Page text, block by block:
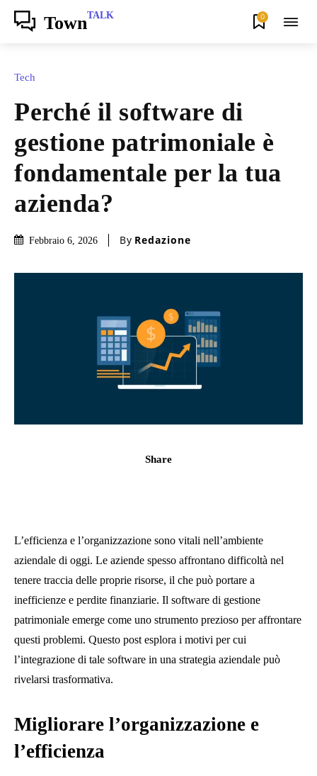
TownTALK 0
Tech
Perché il software di
gestione patrimoniale è
fondamentale per la tua
azienda?
Febbraio 6, 2026 By Redazione
Share
L’efficienza e l’organizzazione sono vitali nell’ambiente
aziendale di oggi. Le aziende spesso affrontano difficoltà nel
tenere traccia delle proprie risorse, il che può portare a
inefficienze e perdite finanziarie. Il software di gestione
patrimoniale emerge come uno strumento prezioso per affrontare
questi problemi. Questo post esplora i motivi per cui
l’integrazione di tale software in una strategia aziendale può
rivelarsi trasformativa.
Migliorare l’organizzazione e
l’efficienza